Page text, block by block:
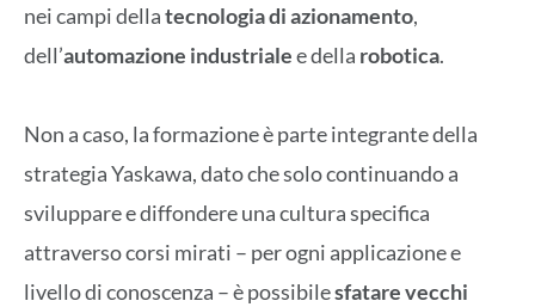
nei campi dellatecnologia di azionamento,
dell’automazione industrialee della robotica.
Non a caso, la formazione è parte integrante della
strategia Yaskawa, dato che solo continuando a
sviluppare e diffondere una cultura specifica
attraverso corsi mirati – per ogni applicazione e
livello di conoscenza – è possibilesfatare vecchi